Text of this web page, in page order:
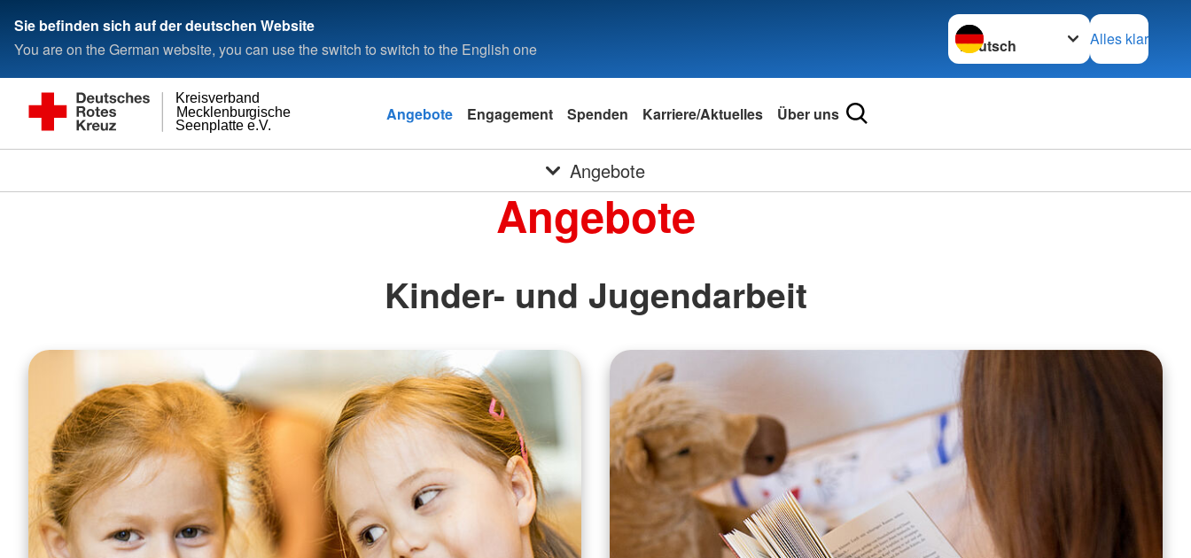
Sie befinden sich auf der deutschen Website
You are on the German website, you can use the switch to switch to the English one
Sprache wechseln zu
Alles klar
Seenplatte e.V.
Mecklenburgische
Kreisverband
Angebote Engagement Spenden Karriere/Aktuelles Über uns
Angebote
Angebote
Kinder- und Jugendarbeit